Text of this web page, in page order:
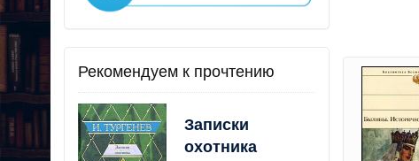
Рекомендуем к прочтению
Записки
охотника